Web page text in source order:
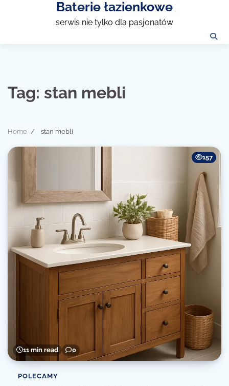
Baterie łazienkowe
serwis nie tylko dla pasjonatów
Tag: stan mebli
Home stan mebli
11 min read 0
157
POLECAMY